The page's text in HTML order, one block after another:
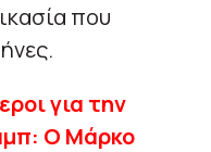
που
για την
Ο Μάρκο